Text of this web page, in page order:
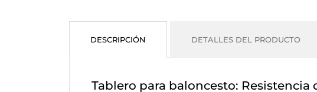
DESCRIPCIÓN DETALLES DEL PRODUCTO
Tablero para baloncesto: